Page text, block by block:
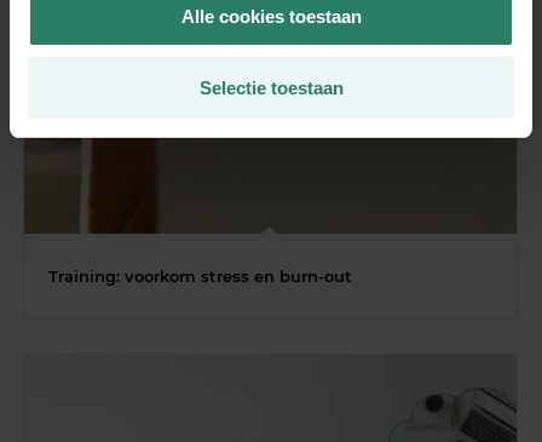
Alle cookies toestaan
Selectie toestaan
Training: voorkom stress en burn-out